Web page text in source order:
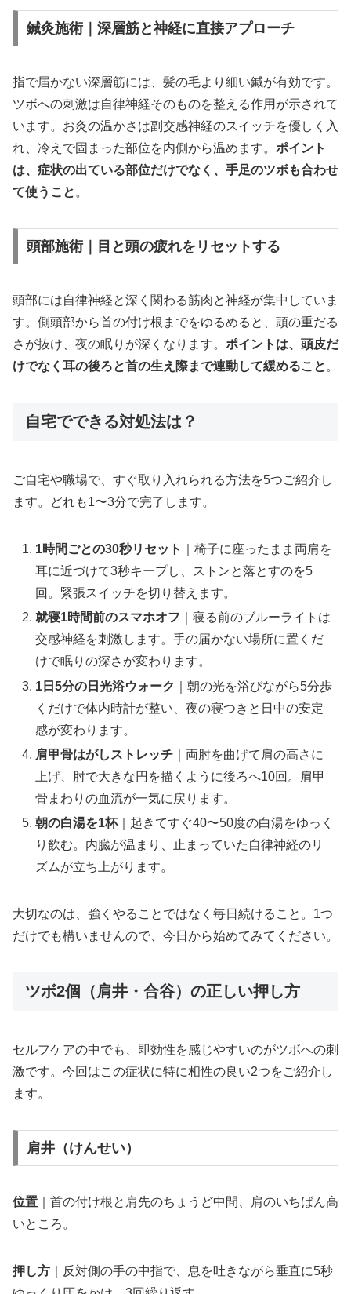
鍼灸施術｜深層筋と神経に直接アプローチ
指で届かない深層筋には、髪の毛より細い鍼が有効です。
ツボへの刺激は自律神経そのものを整える作用が示されて
います。お灸の温かさは副交感神経のスイッチを優しく入
れ、冷えで固まった部位を内側から温めます。 ポイント
は、症状の出ている部位だけでなく、手足のツボも合わせ
て使うこと 。
頭部施術｜目と頭の疲れをリセットする
頭部には自律神経と深く関わる筋肉と神経が集中していま
す。側頭部から首の付け根までをゆるめると、頭の重だる
さが抜け、夜の眠りが深くなります。 ポイントは、頭皮だ
けでなく耳の後ろと首の生え際まで連動して緩めること 。
自宅でできる対処法は？
ご自宅や職場で、すぐ取り入れられる方法を5つご紹介し
ます。どれも1〜3分で完了します。
1時間ごとの30秒リセット
｜椅子に座ったまま両肩を
耳に近づけて3秒キープし、ストンと落とすのを5
回。緊張スイッチを切り替えます。
就寝1時間前のスマホオフ ｜寝る前のブルーライトは
交感神経を刺激します。手の届かない場所に置くだ
けで眠りの深さが変わります。
1日5分の日光浴ウォーク
｜朝の光を浴びながら5分歩
くだけで体内時計が整い、夜の寝つきと日中の安定
感が変わります。
肩甲骨はがしストレッチ ｜両肘を曲げて肩の高さに
上げ、肘で大きな円を描くように後ろへ10回。肩甲
骨まわりの血流が一気に戻ります。
朝の白湯を1杯｜起きてすぐ40〜50度の白湯をゆっく
り飲む。内臓が温まり、止まっていた自律神経のリ
ズムが立ち上がります。
大切なのは、強くやることではなく毎日続けること。1つ
だけでも構いませんので、今日から始めてみてください。
ツボ2個（肩井・合谷）の正しい押し方
セルフケアの中でも、即効性を感じやすいのがツボへの刺
激です。今回はこの症状に特に相性の良い2つをご紹介し
ます。
肩井（けんせい）
位置 ｜首の付け根と肩先のちょうど中間、肩のいちばん高
いところ。
押し方 ｜反対側の手の中指で、息を吐きながら垂直に5秒